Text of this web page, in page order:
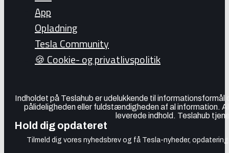
App
Opladning
Tesla Community
🍪 Cookie- og privatlivspolitik
Indholdet på Teslahub er udelukkende til
pålideligheden eller fuldstændigheden af al information.
leverede indhold. Teslahub
Hold dig opdateret
Tilmeld dig vores nyhedsbrev og få Tesla-nyheder,